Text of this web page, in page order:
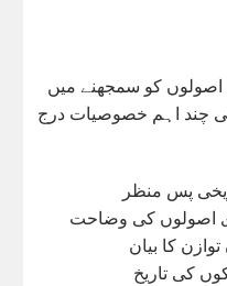
اصولوں کو سمجھنے میں
چند اہم خصوصیات درج
پس منظر
اصولوں کی وضاحت
کا بیان
کی تاریخ